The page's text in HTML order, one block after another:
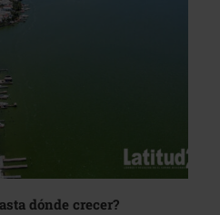
dónde crecer?